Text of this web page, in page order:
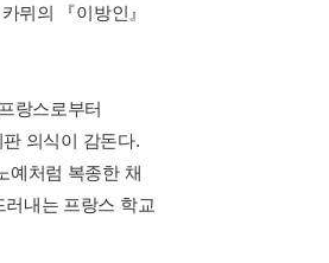
뮈의 『이방인』
랑스로부터
의식이 감돈다.
예처럼 복종한 채
내는 프랑스 학교